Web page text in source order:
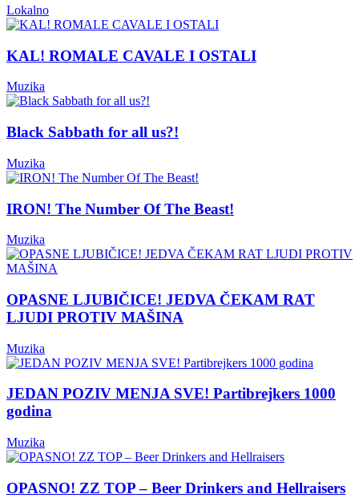
Lokalno
KAL! ROMALE CAVALE I OSTALI
Muzika
Black Sabbath for all us?!
Muzika
IRON! The Number Of The Beast!
Muzika
OPASNE LJUBIČICE! JEDVA ČEKAM RAT
LJUDI PROTIV MAŠINA
Muzika
JEDAN POZIV MENJA SVE! Partibrejkers 1000
godina
Muzika
OPASNO! ZZ TOP – Beer Drinkers and Hellraisers